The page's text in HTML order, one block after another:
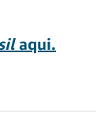
aqui.